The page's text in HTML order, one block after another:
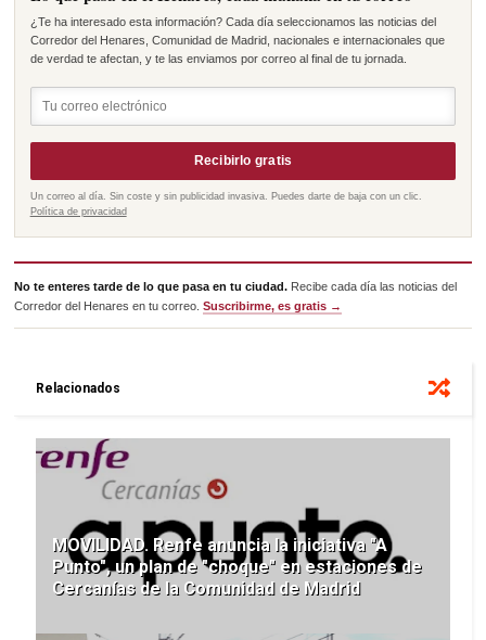
¿Te ha interesado esta información? Cada día seleccionamos las noticias del
Corredor del Henares, Comunidad de Madrid, nacionales e internacionales que
de verdad te afectan, y te las enviamos por correo al final de tu jornada.
Recibirlo gratis
Un correo al día. Sin coste y sin publicidad invasiva. Puedes darte de baja con un clic.
Política de privacidad
No te enteres tarde de lo que pasa en tu ciudad. Recibe cada día las noticias del
Corredor del Henares en tu correo.Suscribirme, es gratis →
Relacionados
MOVILIDAD. Renfe anuncia la iniciativa "A
Punto", un plan de "choque" en estaciones de
Cercanías de la Comunidad de Madrid